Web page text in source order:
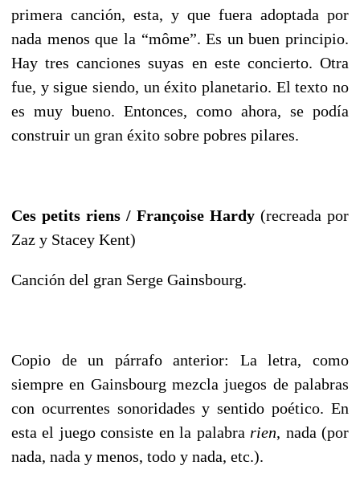
primera canción, esta, y que fuera adoptada por
nada menos que la “môme”. Es un buen principio.
Hay tres canciones suyas en este concierto. Otra
fue, y sigue siendo, un éxito planetario. El texto no
es muy bueno. Entonces, como ahora, se podía
construir un gran éxito sobre pobres pilares.
Ces petits riens / Françoise Hardy (recreada por
Zaz y Stacey Kent)
Canción del gran Serge Gainsbourg.
Copio de un párrafo anterior: La letra, como
siempre en Gainsbourg mezcla juegos de palabras
con ocurrentes sonoridades y sentido poético. En
esta el juego consiste en la palabra rien, nada (por
nada, nada y menos, todo y nada, etc.).